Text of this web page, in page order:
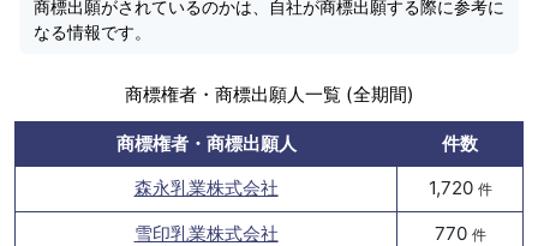
商標出願がされているのかは、自社が商標出願する際に参考に
なる情報です。
商標権者・商標出願人一覧 (全期間)
商標権者・商標出願人
件数
森永乳業株式会社
1,720 件
雪印乳業株式会社 770 件